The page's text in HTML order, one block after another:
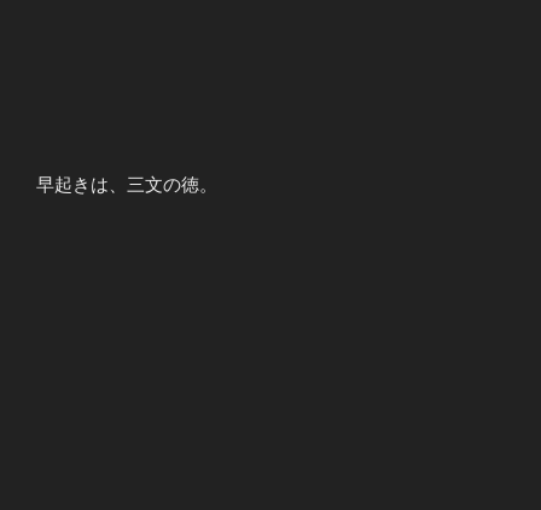
早起きは、三文の徳。